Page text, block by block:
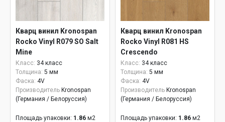
Кварц винил Kronospan
Rocko Vinyl R079 SO Salt
Mine
Класс: 34 класс
Толщина: 5 мм
Фаска: 4V
Производитель Kronospan
(Германия / Белоруссия)
Площадь упаковки: 1.86 м2
Кварц винил Kronospan
Rocko Vinyl R081 HS
Crescendo
Класс: 34 класс
Толщина: 5 мм
Фаска: 4V
Производитель Kronospan
(Германия / Белоруссия)
Площадь упаковки: 1.86 м2